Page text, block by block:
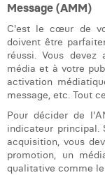
Manon Houppertz
Margaux Marien
Margaux
Mathias Segers
Matthias
Ninon Chevalier
Message (AMM)
C'est le cœur de
doivent être
réussi. Vous
média et à votre
activation
message, etc. Tout
Pour décider de
indicateur
acquisition, vous
promotion, un
qualitative comme